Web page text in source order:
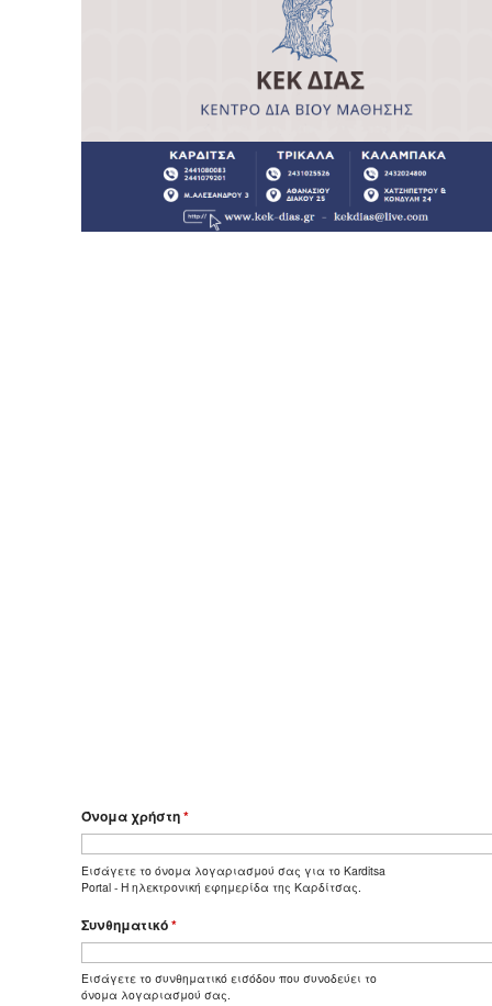
Όνομα χρήστη*
Εισάγετε το όνομα λογαριασμού σας για το Karditsa
Portal - Η ηλεκτρονική εφημερίδα της Καρδίτσας.
Συνθηματικό*
Εισάγετε το συνθηματικό εισόδου που συνοδεύει το
όνομα λογαριασμού σας.